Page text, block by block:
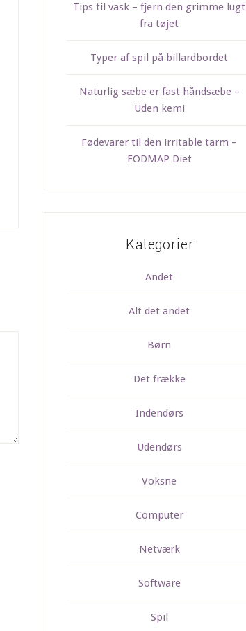
Tips til vask – fjern den grimme lugt
fra tøjet
Typer af spil på billardbordet
Naturlig sæbe er fast håndsæbe –
Uden kemi
Fødevarer til den irritable tarm –
FODMAP Diet
Kategorier
Andet
Alt det andet
Børn
Det frække
Indendørs
Udendørs
Voksne
Computer
Netværk
Software
Spil